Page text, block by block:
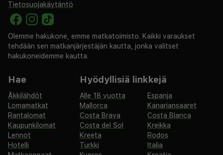
Tietosuojakäytäntö
Olemme hakukone, emme matkatoimisto. Kaikki varaukset
tehdään sen matkanjärjestäjän kautta, jonka valitset
hakukoneidemme kautta.
Hae
Äkkilähdöt
Lomamatkat
Rantalomat
Kaupunkilomat
Lennot
Hotelli
Hyödyllisiä linkkejä
Alle 18 vuotta
Espanja
Mallorca
Kanariansaaret
Costa Brava
Costa Blanca
Costa del Sol
Kreikka
Kreeta
Rodos
Turkki
Italia